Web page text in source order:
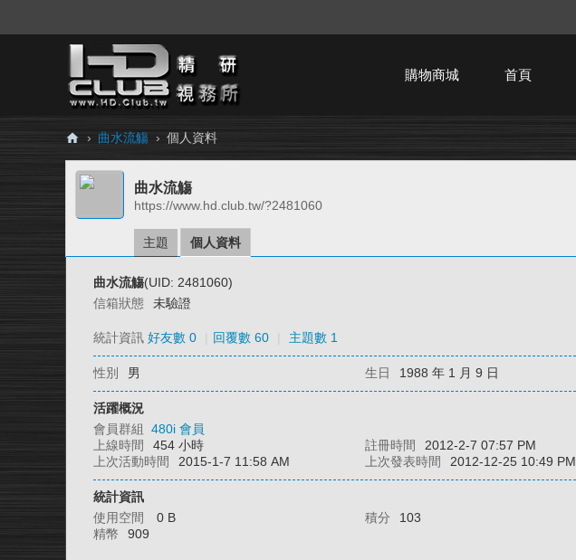
購物商城 首頁
H
Cl
› 曲水流觴 › 個人資料
曲水流觴
https://www.hd.club.tw/?2481060
主題 個人資料
曲水流觴(UID: 2481060)
信箱狀態
未驗證
統計資訊 好友數 0 回覆數 60 主題數 1
性別 男 生日 1988 年 1 月 9 日
活躍概況
會員群組 480i 會員
上線時間
454 小時 註冊時間 2012-2-7 07:57 PM
上次活動時間
2015-1-7 11:58 AM 上次發表時間 2012-12-25 10:49 PM
統計資訊
使用空間
0 B 積分 103
精幣
909